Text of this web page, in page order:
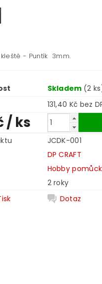
- Puntík 3mm.
Skladem (2
131,40 Kč
/ ks
JCDK-001
DP CRAFT
Hobby
2 roky
Dotaz